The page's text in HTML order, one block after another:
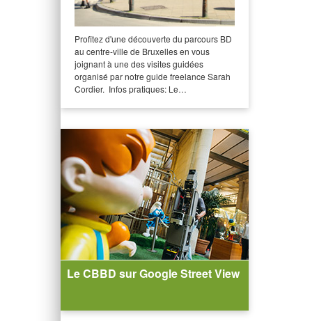
Profitez d'une découverte du parcours BD
au centre-ville de Bruxelles en vous
joignant à une des visites guidées
organisé par notre guide freelance Sarah
Cordier. Infos pratiques: Le…
Le CBBD sur Google Street View